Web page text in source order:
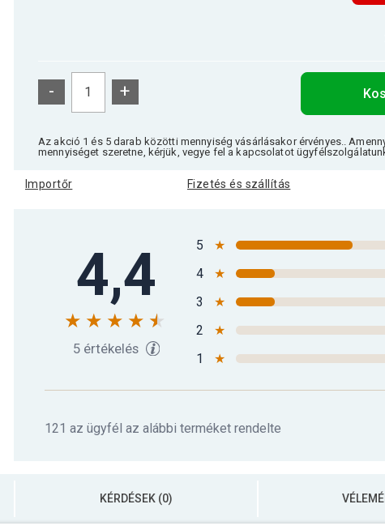
- +
Az akció 1 és 5 darab közötti mennyiség vásárlásakor érvényes..
mennyiséget szeretne, kérjük, vegye fel a kapcsolatot
Importőr Fizetés és szállítás
4,4
5 értékelés
5 ★
4
★
3
★
2
★
1
★
121 az ügyfél az alábbi terméket rendelte
KÉRDÉSEK (0)